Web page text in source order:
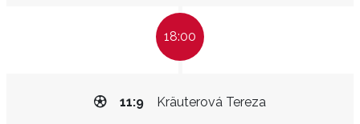
18:00
Kräuterová Tereza
11:9